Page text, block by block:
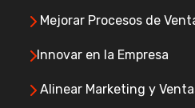
Mejorar Procesos de
Innovar en la Empresa
Alinear Marketing y